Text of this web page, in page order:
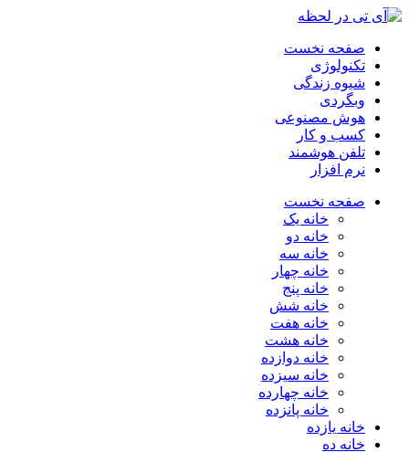
صفحه نخست
تکنولوژی
شیوه زندگی
وبگردی
هوش مصنوعی
کسب و کار
تلفن هوشمند
نرم افزار
صفحه نخست
خانه یک
خانه دو
خانه سه
خانه چهار
خانه پنج
خانه شش
خانه هفت
خانه هشت
خانه دوازده
خانه سیزده
خانه چهارده
خانه پانزده
خانه یازده
خانه ده